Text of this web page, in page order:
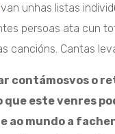
unhas listas
persoas ata cun
cancións. Cantas
contámosvos o
que este venres
ao mundo a